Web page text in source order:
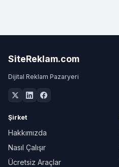
SiteReklam.com
Dijital Reklam Pazaryeri
Şirket
Hakkımızda
Nasıl Çalışır
Ücretsiz Araçlar